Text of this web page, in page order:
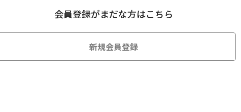
会員登録がまだな方はこちら
新規会員登録